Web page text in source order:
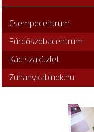
Csempecentrum
Fürdőszobacentrum
Kád szaküzlet
Zuhanykabinok.hu